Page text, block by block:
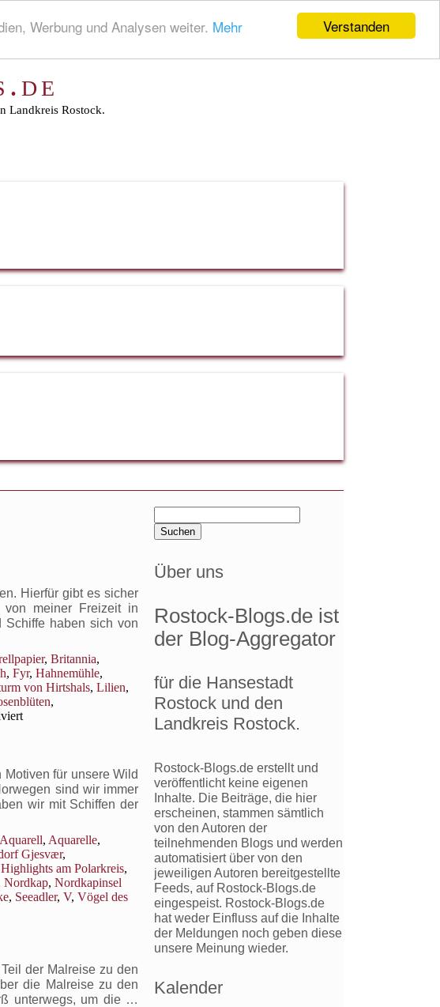
Verstanden
Werbung und Analysen weiter. Mehr
Landkreis Rostock.
Hierfür gibt es sicher
meiner Freizeit in
Schiffe haben sich von
, Britannia,
, Fyr, Hahnemühle,
von Hirtshals, Lilien,
,
für
ein
Leuchtturm
Aquarell
Koebsch
für unsere Wild
sind wir immer
wir mit Schiffen der
Aquarell, Aquarelle,
Gjesvær,
Highlights am Polarkreis,
Nordkap, Nordkapinsel
, Seeadler, V, Vögel des
der Malreise zu den
die Malreise zu den
unterwegs, um die …
nach:
Über uns
Rostock-Blogs.de ist
der Blog-Aggregator
für die Hansestadt
Rostock und den
Landkreis Rostock.
Rostock-Blogs.de erstellt und
veröffentlicht keine eigenen
Inhalte. Die Beiträge, die hier
erscheinen, stammen sämtlich
von den Autoren der
teilnehmenden Blogs und werden
automatisiert über von den
jeweiligen Autoren bereitgestellte
Feeds, auf Rostock-Blogs.de
eingespeist. Rostock-Blogs.de
hat weder Einfluss auf die Inhalte
der Meldungen noch geben diese
unsere Meinung wieder.
Kalender